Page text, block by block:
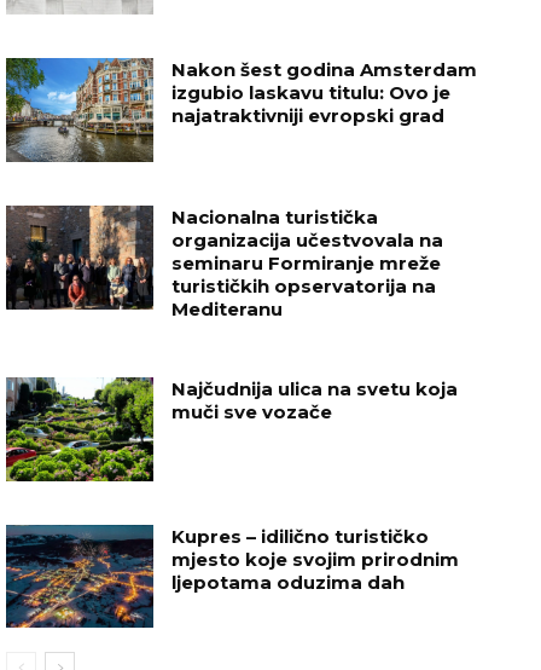
Nakon šest godina Amsterdam
izgubio laskavu titulu: Ovo je
najatraktivniji evropski grad
Nacionalna turistička
organizacija učestvovala na
seminaru Formiranje mreže
turističkih opservatorija na
Mediteranu
Najčudnija ulica na svetu koja
muči sve vozače
Kupres – idilično turističko
mjesto koje svojim prirodnim
ljepotama oduzima dah